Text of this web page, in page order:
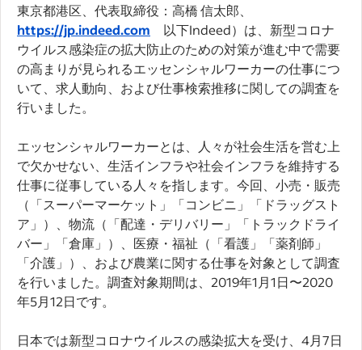
東京都港区、代表取締役：高橋 信太郎、
https://jp.indeed.com 以下Indeed）は、新型コロナ
ウイルス感染症の拡大防止のための対策が進む中で需要
の高まりが見られるエッセンシャルワーカーの仕事につ
いて、求人動向、および仕事検索推移に関しての調査を
行いました。
エッセンシャルワーカーとは、人々が社会生活を営む上
で欠かせない、生活インフラや社会インフラを維持する
仕事に従事している人々を指します。今回、小売・販売
（「スーパーマーケット」「コンビニ」「ドラッグスト
ア」）、物流（「配達・デリバリー」「トラックドライ
バー」「倉庫」）、医療・福祉（「看護」「薬剤師」
「介護」）、および農業に関する仕事を対象として調査
を行いました。調査対象期間は、2019年1月1日〜2020
年5月12日です。
日本では新型コロナウイルスの感染拡大を受け、4月7日